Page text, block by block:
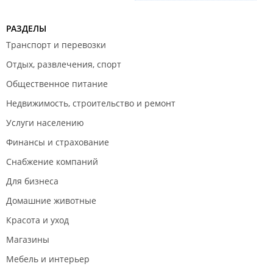
РАЗДЕЛЫ
Транспорт и перевозки
Отдых, развлечения, спорт
Общественное питание
Недвижимость, строительство и ремонт
Услуги населению
Финансы и страхование
Снабжение компаний
Для бизнеса
Домашние животные
Красота и уход
Магазины
Мебель и интерьер